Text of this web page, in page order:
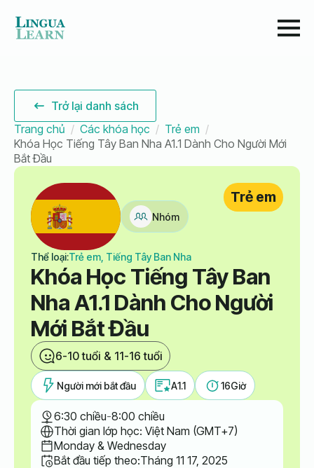
Trở lại danh sách
Trang chủ
Các khóa học
Trẻ em
Khóa Học Tiếng Tây Ban Nha A1.1 Dành Cho Người Mới
Bắt Đầu
Nhóm
Thể loại:Trẻ em, Tiếng Tây Ban Nha
Khóa Học Tiếng Tây Ban
Nha A1.1 Dành Cho Người
Mới Bắt Đầu
6-10 tuổi & 11-16 tuổi
Trẻ em
Người mới bắt đầu A1.1 16Giờ
6:30 chiều-8:00 chiều
Thời gian lớp học: Việt Nam (GMT+7)
Monday & Wednesday
Bắt đầu tiếp theo:Tháng 11 17, 2025